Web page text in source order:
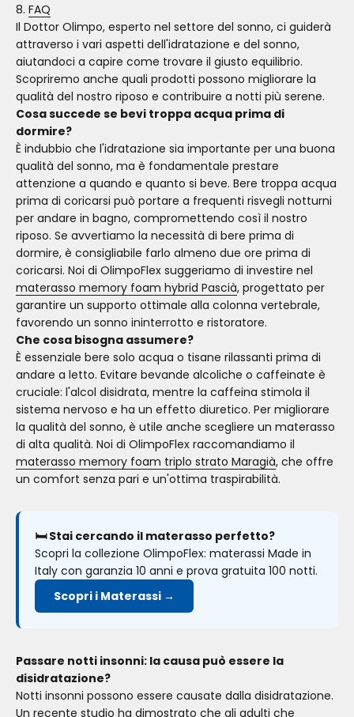
FAQ
Il Dottor Olimpo, esperto nel settore del sonno, ci guiderà
attraverso i vari aspetti dell'idratazione e del sonno,
aiutandoci a capire come trovare il giusto equilibrio.
Scopriremo anche quali prodotti possono migliorare la
qualità del nostro riposo e contribuire a notti più serene.
Cosa succede se bevi troppa acqua prima di
dormire?
È indubbio che l'idratazione sia importante per una buona
qualità del sonno, ma è fondamentale prestare
attenzione a quando e quanto si beve. Bere troppa acqua
prima di coricarsi può portare a frequenti risvegli notturni
per andare in bagno, compromettendo così il nostro
riposo. Se avvertiamo la necessità di bere prima di
dormire, è consigliabile farlo almeno due ore prima di
coricarsi. Noi di OlimpoFlex suggeriamo di investire nel
materasso memory foam hybrid Pascià, progettato per
garantire un supporto ottimale alla colonna vertebrale,
favorendo un sonno ininterrotto e ristoratore.
Che cosa bisogna assumere?
È essenziale bere solo acqua o tisane rilassanti prima di
andare a letto. Evitare bevande alcoliche o caffeinate è
cruciale: l'alcol disidrata, mentre la caffeina stimola il
sistema nervoso e ha un effetto diuretico. Per migliorare
la qualità del sonno, è utile anche scegliere un materasso
di alta qualità. Noi di OlimpoFlex raccomandiamo il
materasso memory foam triplo strato Maragià, che offre
un comfort senza pari e un'ottima traspirabilità.
🛏️ Stai cercando il materasso perfetto?
Scopri la collezione OlimpoFlex: materassi Made in
Italy con garanzia 10 anni e prova gratuita 100 notti.
Scopri i Materassi →
Passare notti insonni: la causa può essere la
disidratazione?
Notti insonni possono essere causate dalla disidratazione.
Un recente studio ha dimostrato che gli adulti che